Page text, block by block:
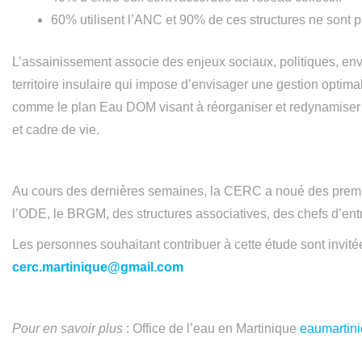
60% utilisent l’ANC et 90% de ces structures ne sont
L’assainissement associe des enjeux sociaux, politiques,
territoire insulaire qui impose d’envisager une gestion
comme le plan Eau DOM visant à réorganiser et
et cadre de vie.
Au cours des dernières semaines, la CERC a noué des
l’ODE, le BRGM, des structures associatives, des chefs
Les personnes souhaitant contribuer à cette étude sont
cerc.martinique@gmail.com
Pour en savoir plus : Office de l’eau en Martinique